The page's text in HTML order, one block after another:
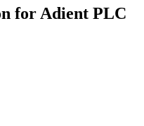
for Adient PLC